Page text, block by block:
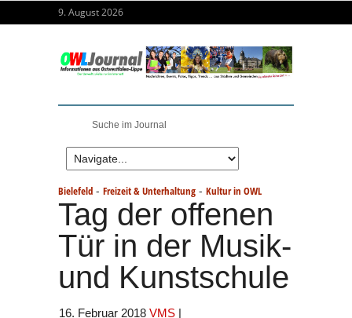
9. August 2026
Bielefeld - Freizeit & Unterhaltung - Kultur in OWL
Tag der offenen
Tür in der Musik-
und Kunstschule
16. Februar 2018 VMS |